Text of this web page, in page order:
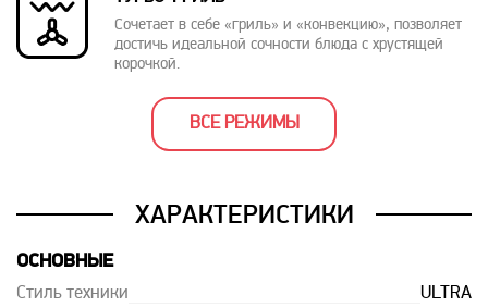
Сочетает в себе «гриль» и «конвекцию», позволяет
достичь идеальной сочности блюда с хрустящей
корочкой.
ВСЕ РЕЖИМЫ
ХАРАКТЕРИСТИКИ
ОСНОВНЫЕ
Стиль техники ULTRA